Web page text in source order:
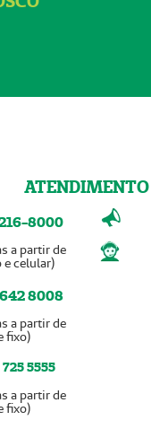
ATENDIMENTO
8000
a partir de
celular)
8008
a partir de
fixo)
5555
a partir de
fixo)